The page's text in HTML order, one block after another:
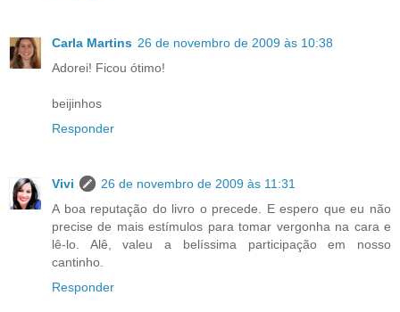
Carla Martins 26 de novembro de 2009 às 10:38
Adorei! Ficou ótimo!
beijinhos
Responder
Vivi
26 de novembro de 2009 às 11:31
A boa reputação do livro o precede. E espero que eu não
precise de mais estímulos para tomar vergonha na cara e
lê-lo. Alê, valeu a belíssima participação em nosso
cantinho.
Responder